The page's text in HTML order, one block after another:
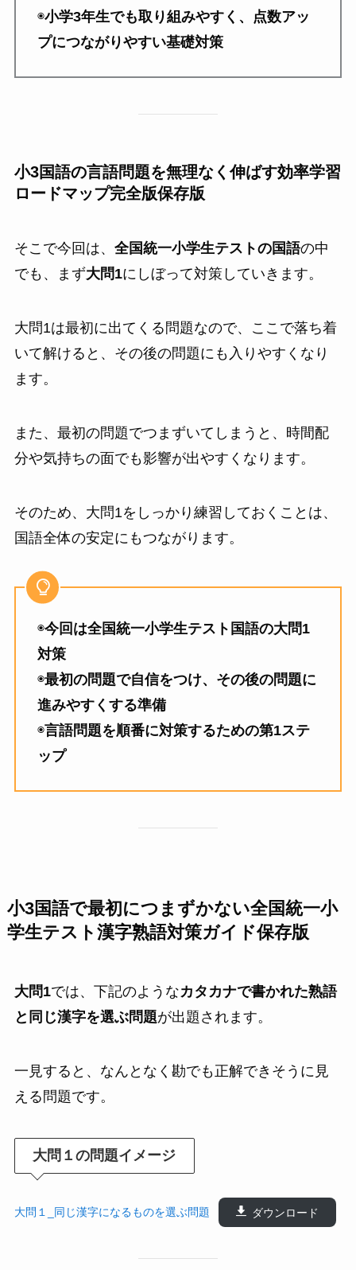
◉小学3年生でも取り組みやすく、点数アッ
プにつながりやすい基礎対策
小3国語の言語問題を無理なく伸ばす効率学習
ロードマップ完全版保存版
そこで今回は、 全国統一小学生テストの国語の中
でも、まず大問1にしぼって対策していきます。
大問1は最初に出てくる問題なので、ここで落ち着
いて解けると、その後の問題にも入りやすくなり
ます。
また、最初の問題でつまずいてしまうと、時間配
分や気持ちの面でも影響が出やすくなります。
そのため、大問1をしっかり練習しておくことは、
国語全体の安定にもつながります。
◉今回は全国統一小学生テスト国語の大問1
対策
◉最初の問題で自信をつけ、その後の問題に
進みやすくする準備
◉言語問題を順番に対策するための第1ステ
ップ
小3国語で最初につまずかない全国統一小
学生テスト漢字熟語対策ガイド保存版
大問1では、下記のようなカタカナで書かれた熟語
と同じ漢字を選ぶ問題が出題されます。
一見すると、なんとなく勘でも正解できそうに見
える問題です。
大問１の問題イメージ
大問１_同じ漢字になるものを選ぶ問題 ダウンロード